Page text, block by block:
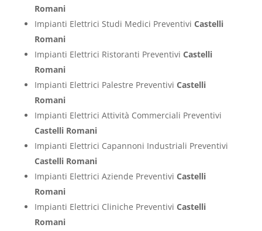
Romani
Impianti Elettrici Studi Medici Preventivi Castelli
Romani
Impianti Elettrici Ristoranti Preventivi Castelli
Romani
Impianti Elettrici Palestre Preventivi Castelli
Romani
Impianti Elettrici Attività Commerciali Preventivi
Castelli Romani
Impianti Elettrici Capannoni Industriali Preventivi
Castelli Romani
Impianti Elettrici Aziende Preventivi Castelli
Romani
Impianti Elettrici Cliniche Preventivi Castelli
Romani